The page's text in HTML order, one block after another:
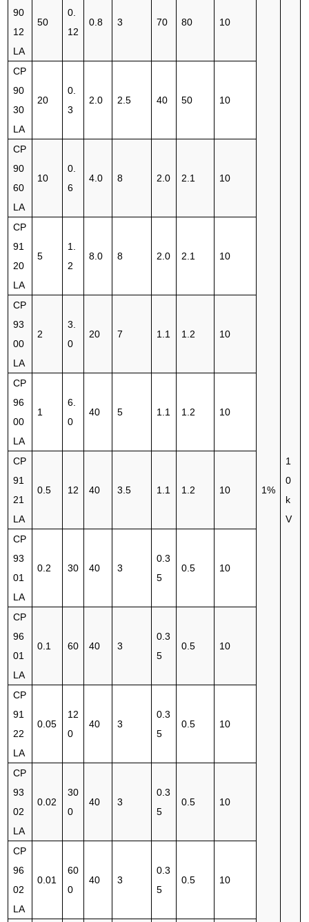
90
12
LA
50
0.
12
0.8 3 70 80 10
1%
1
0
k
V
CP
90
30
LA
20
0.
3
2.0 2.5 40 50 10
CP
90
60
LA
10
0.
6
4.0 8 2.0 2.1 10
CP
91
20
LA
5
1.
2
8.0 8 2.0 2.1 10
CP
93
00
LA
2
3.
0
20 7 1.1 1.2 10
CP
96
00
LA
1
6.
0
40 5 1.1 1.2 10
CP
91
21
LA
0.5 12 40 3.5 1.1 1.2 10
CP
93
01
LA
0.2 30 40 3
0.3
5
0.5 10
CP
96
01
LA
0.1 60 40 3
0.3
5
0.5 10
CP
91
22
LA
0.05
12
0
40 3
0.3
5
0.5 10
CP
93
02
LA
0.02
30
0
40 3
0.3
5
0.5 10
CP
96
02
LA
0.01
60
0
40 3
0.3
5
0.5 10